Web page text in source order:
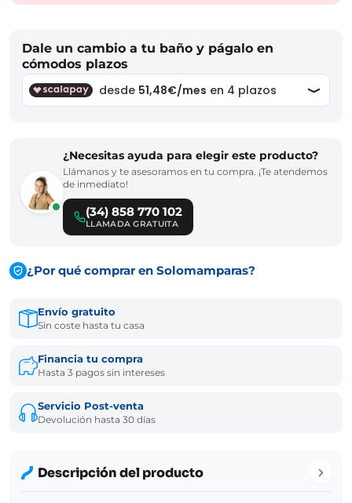
Dale un cambio a tu baño y págalo en
cómodos plazos
¿Necesitas ayuda para elegir este producto?
Llámanos y te asesoramos en tu compra. ¡Te atendemos
de inmediato!
(34) 858 770 102
LLAMADA GRATUITA
¿Por qué comprar en Solomamparas?
Envío gratuito
Sin coste hasta tu casa
Financia tu compra
Hasta 3 pagos sin intereses
Servicio Post-venta
Devolución hasta 30 días
Descripción del producto